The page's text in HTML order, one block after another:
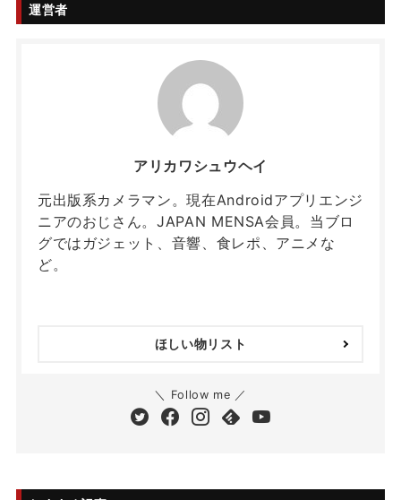
運営者
アリカワシュウヘイ
元出版系カメラマン。現在Androidアプリエンジ
ニアのおじさん。JAPAN MENSA会員。当ブロ
グではガジェット、音響、食レポ、アニメな
ど。
ほしい物リスト
＼ Follow me ／